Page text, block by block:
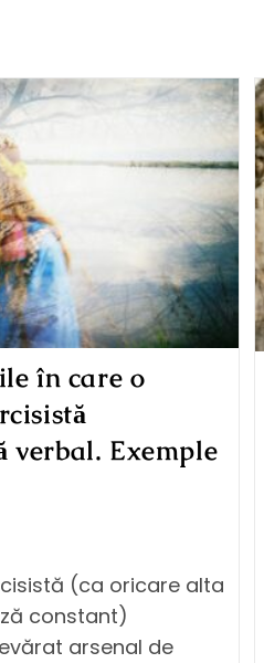
în care o
verbal. Exemple
(ca oricare alta
constant)
arsenal de